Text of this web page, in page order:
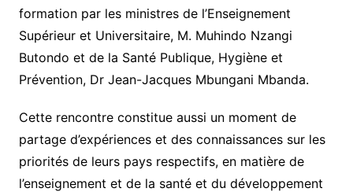
formation par les ministres de l’Enseignement
Supérieur et Universitaire, M. Muhindo Nzangi
Butondo et de la Santé Publique, Hygiène et
Prévention, Dr Jean-Jacques Mbungani Mbanda.
Cette rencontre constitue aussi un moment de
partage d’expériences et des connaissances sur les
priorités de leurs pays respectifs, en matière de
l’enseignement et de la santé et du développement